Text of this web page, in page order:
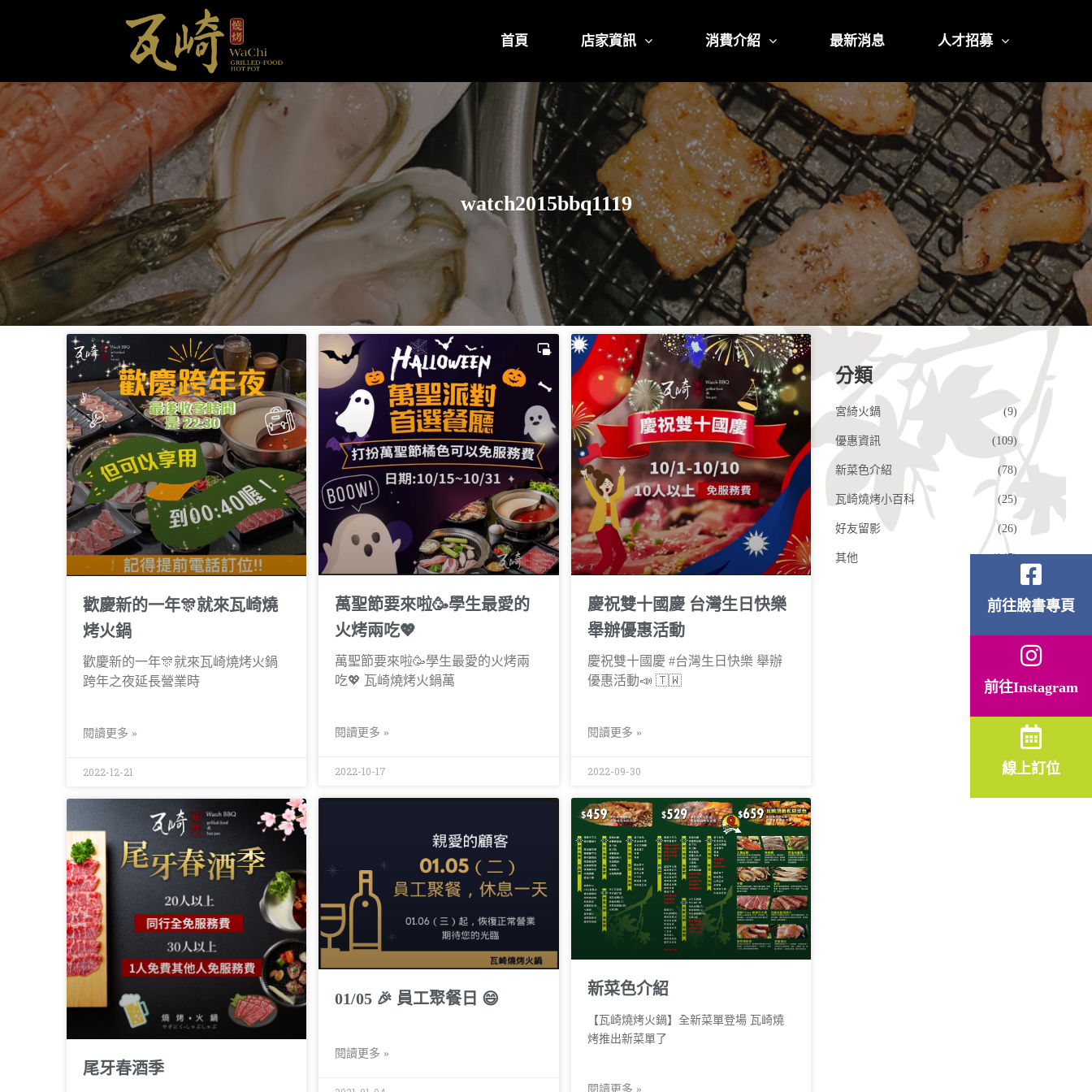
首頁 店家資訊 消費介紹 最新消息 人才招募
watch2015bbq1119
歡慶新的一年🎊就來瓦崎燒
烤火鍋
歡慶新的一年🎊就來瓦崎燒烤火鍋
跨年之夜延長營業時
閱讀更多 »
2022-12-21
萬聖節要來啦🥳學生最愛的
火烤兩吃💖
萬聖節要來啦🥳學生最愛的火烤兩
吃💖 瓦崎燒烤火鍋萬
閱讀更多 »
2022-10-17
慶祝雙十國慶 台灣生日快樂
舉辦優惠活動
慶祝雙十國慶 #台灣生日快樂 舉辦
優惠活動📣 🇹🇼
閱讀更多 »
2022-09-30
尾牙春酒季
01/05 🎉 員工聚餐日 😄
閱讀更多 »
新菜色介紹
【瓦崎燒烤火鍋】全新菜單登場 瓦崎燒
烤推出新菜單了
閱讀更多 »
分類
宮綺火鍋 (9)
優惠資訊 (109)
新菜色介紹 (78)
瓦崎燒烤小百科 (25)
好友留影 (26)
其他 (145)
前往臉書專頁
前往Instagram
線上訂位